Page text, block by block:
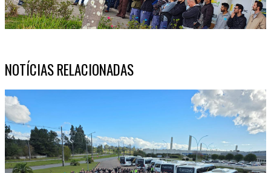
NOTÍCIAS RELACIONADAS